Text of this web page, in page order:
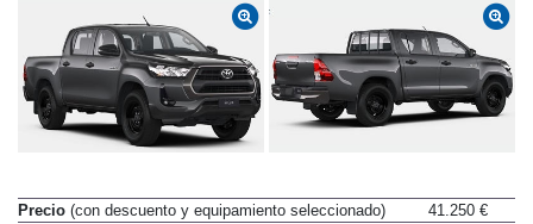
Precio (con descuento y equipamiento seleccionado)
41.250 €